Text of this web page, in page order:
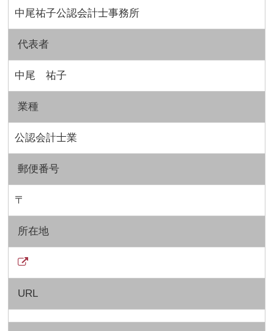
中尾祐子公認会計士事務所
代表者
中尾 祐子
業種
公認会計士業
郵便番号
〒
所在地
URL